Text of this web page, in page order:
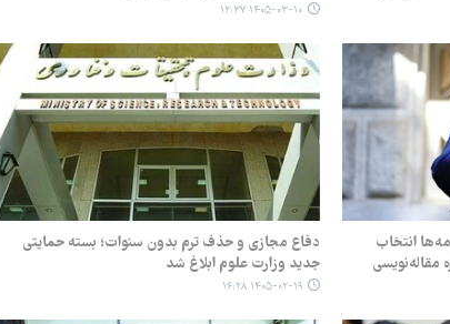
۱۴۰۵-۰۳-۱۰ ۱۲:۳۷
انتخاب
دفاع مجازی و حذف ترم بدون سنوات؛ بسته حمایتی
جدید وزارت علوم ابلاغ شد
۱۴۰۵-۰۲-۱۹ ۱۶:۲۸